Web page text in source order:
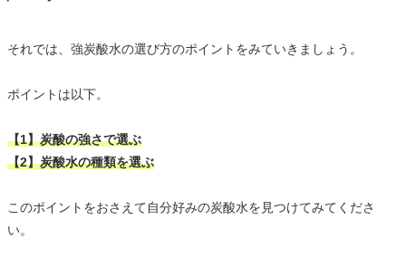
それでは、強炭酸水の選び方のポイントをみていきましょう。
ポイントは以下。
【1】炭酸の強さで選ぶ
【2】炭酸水の種類を選ぶ
このポイントをおさえて自分好みの炭酸水を見つけてみてくださ
い。